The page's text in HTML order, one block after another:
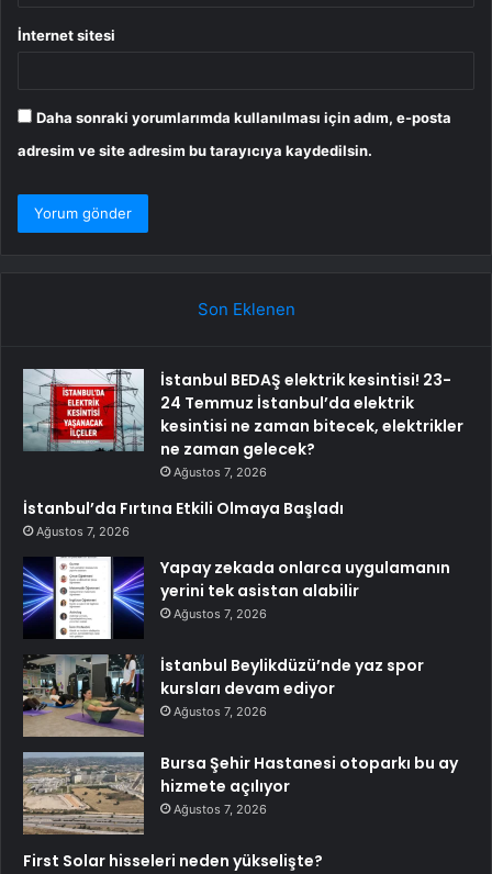
İnternet sitesi
Daha sonraki yorumlarımda kullanılması için adım, e-posta
adresim ve site adresim bu tarayıcıya kaydedilsin.
Son Eklenen
İstanbul BEDAŞ elektrik kesintisi! 23-
24 Temmuz İstanbul’da elektrik
kesintisi ne zaman bitecek, elektrikler
ne zaman gelecek?
Ağustos 7, 2026
İstanbul’da Fırtına Etkili Olmaya Başladı
Ağustos 7, 2026
Yapay zekada onlarca uygulamanın
yerini tek asistan alabilir
Ağustos 7, 2026
İstanbul Beylikdüzü’nde yaz spor
kursları devam ediyor
Ağustos 7, 2026
Bursa Şehir Hastanesi otoparkı bu ay
hizmete açılıyor
Ağustos 7, 2026
First Solar hisseleri neden yükselişte?